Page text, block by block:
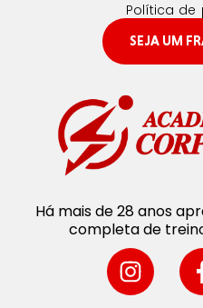
Política de
SEJA UM
Há mais de 28 anos
completa de